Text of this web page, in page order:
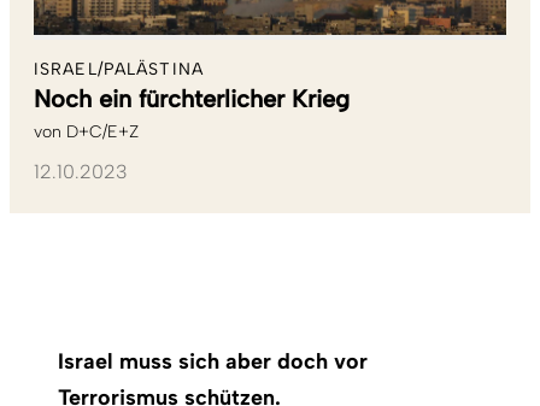
ISRAEL/PALÄSTINA
Noch ein fürchterlicher Krieg
von D+C/E+Z
12.10.2023
Israel muss sich aber doch vor
Terrorismus schützen.